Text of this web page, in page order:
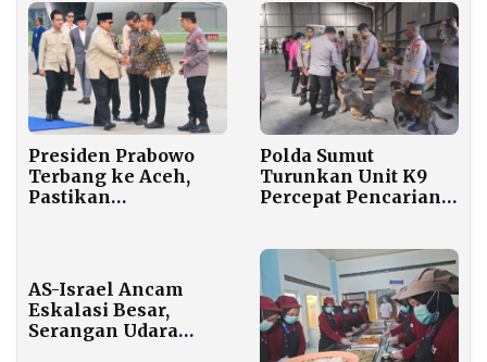
Presiden Prabowo
Terbang ke Aceh,
Pastikan
Terkoordinasi
Polda Sumut
Turunkan Unit K9
Percepat Pencarian
Sibolga
AS-Israel Ancam
Eskalasi Besar,
Serangan Udara